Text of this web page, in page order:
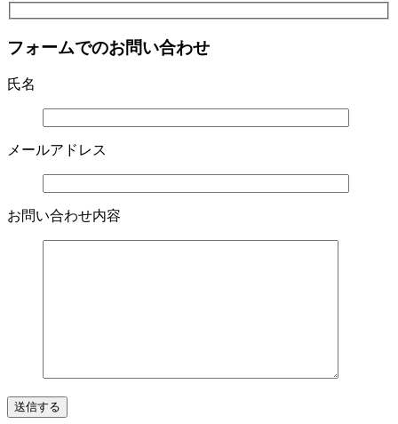
フォームでのお問い合わせ
氏名
メールアドレス
お問い合わせ内容